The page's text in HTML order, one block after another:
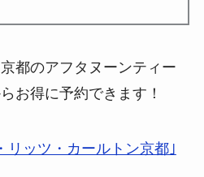
都のアフタヌーンティー
お得に予約できます！
リッツ・カールトン京都｣